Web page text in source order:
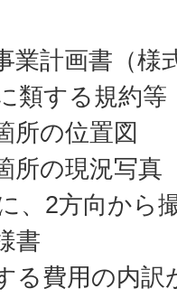
業計画書（様
類する規約等
所の位置図
所の現況写真
、2方向から
書
る費用の内訳